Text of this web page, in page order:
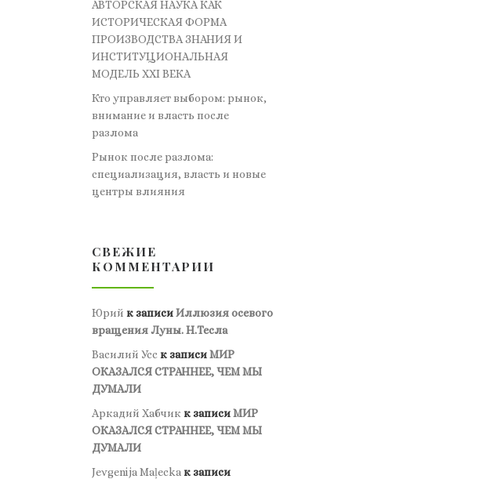
АВТОРСКАЯ НАУКА КАК
ИСТОРИЧЕСКАЯ ФОРМА
ПРОИЗВОДСТВА ЗНАНИЯ И
ИНСТИТУЦИОНАЛЬНАЯ
МОДЕЛЬ XXI ВЕКА
Кто управляет выбором: рынок,
внимание и власть после
разлома
Рынок после разлома:
специализация, власть и новые
центры влияния
СВЕЖИЕ
КОММЕНТАРИИ
Юрий к записиИллюзия осевого
вращения Луны. Н.Тесла
Василий Усс к записиМИР
ОКАЗАЛСЯ СТРАННЕЕ, ЧЕМ МЫ
ДУМАЛИ
Аркадий Хабчик к записиМИР
ОКАЗАЛСЯ СТРАННЕЕ, ЧЕМ МЫ
ДУМАЛИ
Jevgenija Maļecka к записи